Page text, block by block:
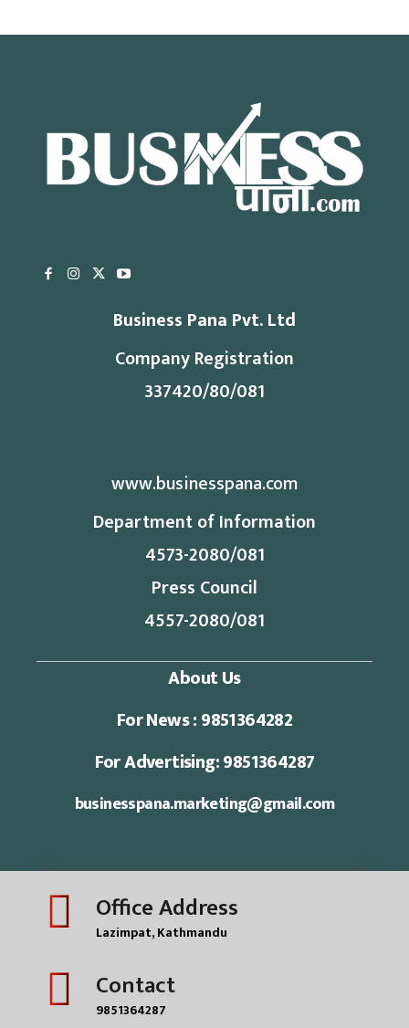
Business Pana Pvt. Ltd
Company Registration
337420/80/081
www.businesspana.com
Department of Information
4573-2080/081
Press Council
4557-2080/081
About Us
For News : 9851364282
For Advertising: 9851364287
businesspana.marketing@gmail.com
Office Address
Lazimpat, Kathmandu
Contact
9851364287